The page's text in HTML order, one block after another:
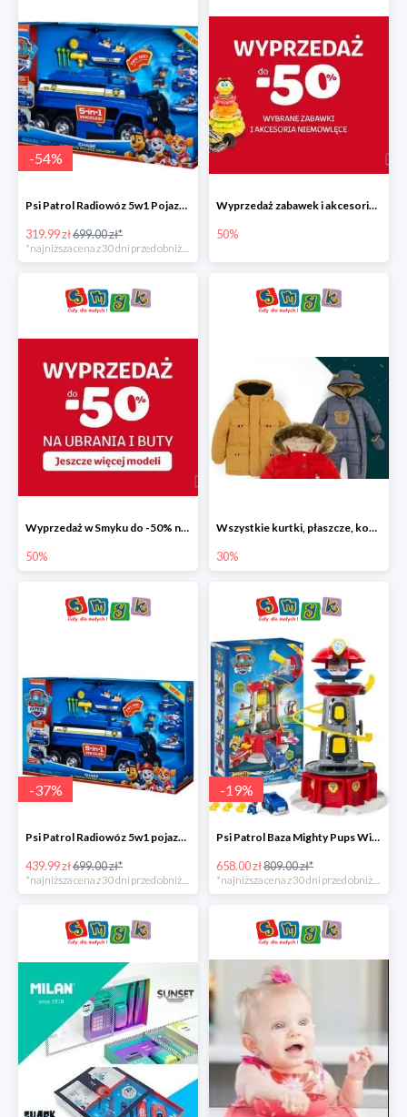
-54%
Psi Patrol Radiowóz 5w1 Pojazd ratunkowy z figurką Chase'a
319.99 zł699.00 zł*
Wyprzedaż zabawek i akcesoriów niemowlęcych w Smyku do -50%
50%
Wyprzedaż w Smyku do -50% na ubrania i buty
50%
Wszystkie kurtki, płaszcze, kombinezony i spodnie narciarskie -30%
30%
-37%
Psi Patrol Radiowóz 5w1 pojazd ratunkowy z figurką Chase'a -37%
439.99 zł699.00 zł*
-19%
Psi Patrol Baza Mighty Pups Wieża obserwacyjna+pojazd z figurką -19%
658.00 zł809.00 zł*